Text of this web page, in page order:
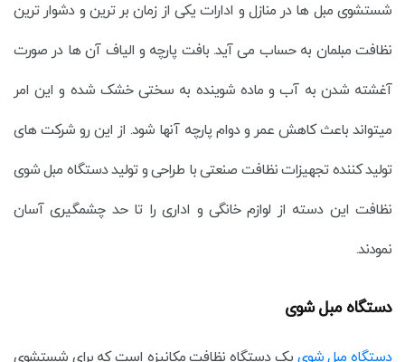
شستشوی مبل ها در منازل و ادارات یکی از زمان بر ترین و دشوار ترین
نظافت مبلمان به حساب می آید. بافت پارچه و الیاف آن ها در صورت
آغشته شدن به آب و ماده شوینده به سختی خشک شده و این امر
میتواند باعث کاهش عمر و دوام پارچه آنها شود. از این رو شرکت های
تولید کننده تجهیزات نظافت صنعتی با طراحی و تولید دستگاه مبل شوی
نظافت این دسته از لوازم خانگی و اداری را تا حد چشمگیری آسان
نمودند.
دستگاه مبل شوی
دستگاه مبل شوی یک دستگاه نظافت مکانیزه است که برای شستشوی